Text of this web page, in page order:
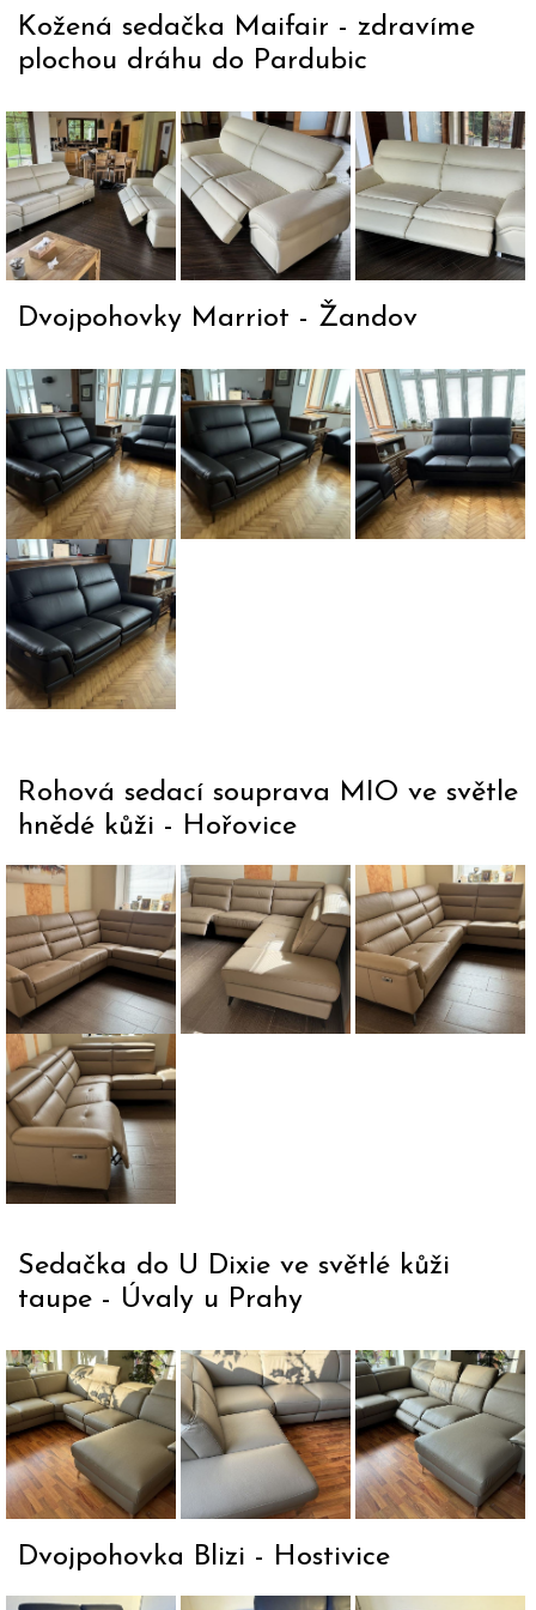
interiéru
Kožená sedačka Maifair - zdravíme
plochou dráhu do Pardubic
Kožená
sedačka
Maifair
krémová, s
el.
polohováním
Elektricky
polohovatelná,
kožená
sedačka
Maifair
Robustní
kožená
sedací
souprava
Maifair
Dvojpohovky Marriot - Žandov
Dvojpohovka
Marriot v
černé kůži
Dvojpohovka
Marriot s
elektrickým
polohováním
Marriot
statická
Dvojpohovka
Mariot s
elektrickým
polohováním
Rohová sedací souprava MIO ve světle
hnědé kůži - Hořovice
Rohová sedací
souprava MIO
ve světle hnědé
kůži
Rohová sedací
souprava MIO s
elektrickým
polohováním
Rohová sedací
souprava MIO s
polohovacími
podhlavníky
Rohová sedací
souprava MIO s
pootevřeným el.
polohováním
Sedačka do U Dixie ve světlé kůži
taupe - Úvaly u Prahy
Sedačka
do U
Dixie ve
světlé
kůži
Sedačka
do U
Dixie -
detal
provedení
Sedačka
Dixie,
Dvojpohovka Blizi - Hostivice